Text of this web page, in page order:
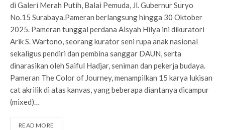
di Galeri Merah Putih, Balai Pemuda, Jl. Gubernur Suryo
No.15 Surabaya.Pameran berlangsung hingga 30 Oktober
2025. Pameran tunggal perdana Aisyah Hilya ini dikuratori
Arik S. Wartono, seorang kurator seni rupa anak nasional
sekaligus pendiri dan pembina sanggar DAUN, serta
dinarasikan oleh Saiful Hadjar, seniman dan pekerja budaya.
Pameran The Color of Journey, menampilkan 15 karya lukisan
cat akrilik di atas kanvas, yang beberapa diantanya dicampur
(mixed)…
READ MORE